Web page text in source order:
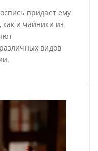
придает ему
и чайники из
видов